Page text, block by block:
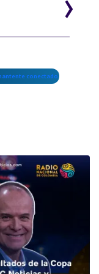
conectado